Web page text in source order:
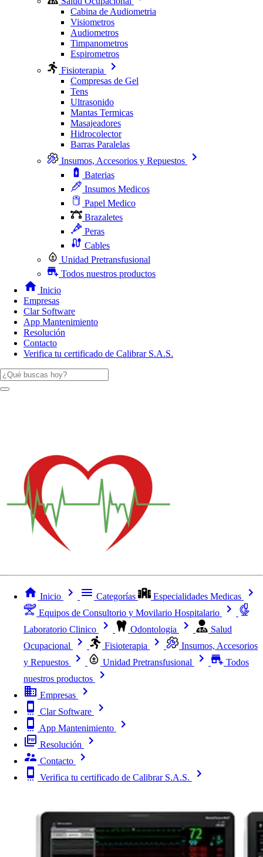
Cabina de Audiometria
Visiometros
Audiometros
Timpanometros
Espirometros
Fisioterapia
Compresas de Gel
Tens
Ultrasonido
Mantas Termicas
Masajeadores
Hidrocolector
Barras Paralelas
Insumos, Accesorios y Repuestos
Baterias
Insumos Medicos
Papel Medico
Brazaletes
Peras
Cables
Unidad Pretransfusional
Todos nuestros productos
Inicio
Empresas
Clar Software
App Mantenimiento
Resolución
Contacto
Verifica tu certificado de Calibrar S.A.S.
Inicio Categorías
Especialidades Medicas
Equipos de Consultorio y Movilario Hospitalario
Laboratorio Clinico
Odontologia
Salud
Ocupacional
Fisioterapia
Insumos, Accesorios
y Repuestos
Unidad Pretransfusional
Todos
nuestros productos
Empresas
Clar Software
App Mantenimiento
Resolución
Contacto
Verifica tu certificado de Calibrar S.A.S.